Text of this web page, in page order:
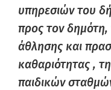
υπηρεσιών του
προς τον
άθλησης και
καθαριότητας ,
παιδικών